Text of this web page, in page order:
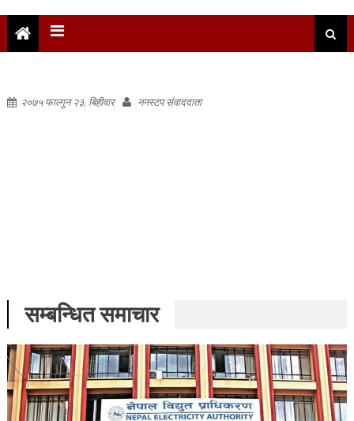
२०७५ फाल्गुन २३, बिहीवार ननस्टप संवाददाता
सम्बन्धित समाचार